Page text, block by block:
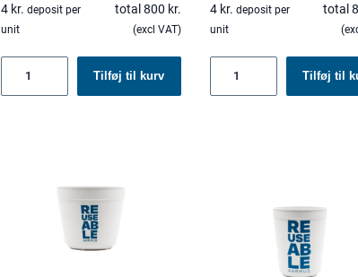
4 kr. deposit per
unit
total 800 kr.
(excl VAT)
Genbrugelige
kopper
Tilføj til kurv
4 kr. deposit per
unit
total
Genbrugelige
kopper
Tilføj til